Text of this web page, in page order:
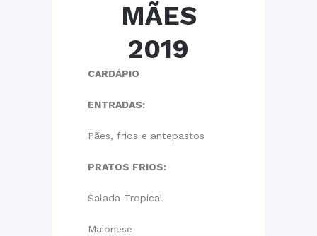
MÃES
2019
CARDÁPIO
ENTRADAS:
Pães, frios e antepastos
PRATOS FRIOS:
Salada Tropical
Maionese